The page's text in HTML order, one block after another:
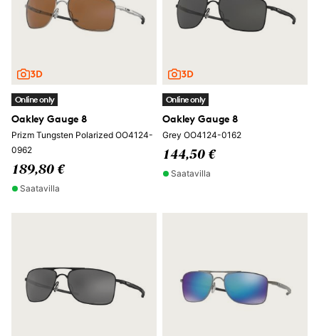
Online only
Oakley Gauge 8
Prizm Tungsten Polarized OO4124-
0962
189,80 €
Saatavilla
Online only
Oakley Gauge 8
Grey OO4124-0162
144,50 €
Saatavilla